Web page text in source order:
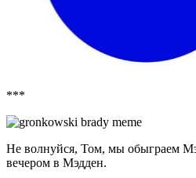
***
Не волнуйся, Том, мы обыграем
вечером в Мэдден.